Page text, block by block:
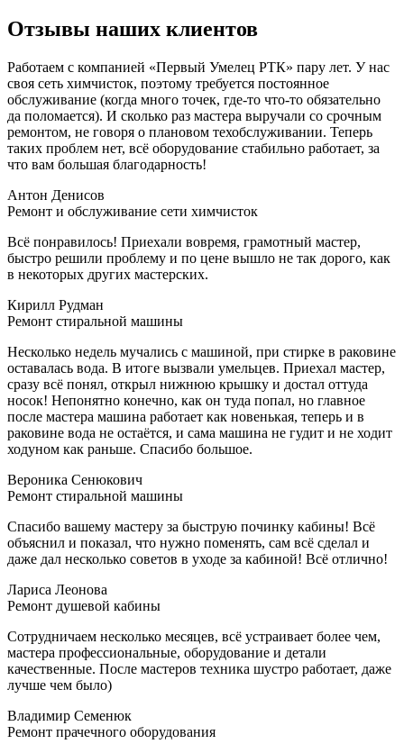
Отзывы наших клиентов
Работаем с компанией «Первый Умелец РТК» пару лет. У нас
своя сеть химчисток, поэтому требуется постоянное
обслуживание (когда много точек, где-то что-то обязательно
да поломается). И сколько раз мастера выручали со срочным
ремонтом, не говоря о плановом техобслуживании. Теперь
таких проблем нет, всё оборудование стабильно работает, за
что вам большая благодарность!
Антон Денисов
Ремонт и обслуживание сети химчисток
Всё понравилось! Приехали вовремя, грамотный мастер,
быстро решили проблему и по цене вышло не так дорого, как
в некоторых других мастерских.
Кирилл Рудман
Ремонт стиральной машины
Несколько недель мучались с машиной, при стирке в раковине
оставалась вода. В итоге вызвали умельцев. Приехал мастер,
сразу всё понял, открыл нижнюю крышку и достал оттуда
носок! Непонятно конечно, как он туда попал, но главное
после мастера машина работает как новенькая, теперь и в
раковине вода не остаётся, и сама машина не гудит и не ходит
ходуном как раньше. Спасибо большое.
Вероника Сенюкович
Ремонт стиральной машины
Спасибо вашему мастеру за быструю починку кабины! Всё
объяснил и показал, что нужно поменять, сам всё сделал и
даже дал несколько советов в уходе за кабиной! Всё отлично!
Лариса Леонова
Ремонт душевой кабины
Сотрудничаем несколько месяцев, всё устраивает более чем,
мастера профессиональные, оборудование и детали
качественные. После мастеров техника шустро работает, даже
лучше чем было)
Владимир Семенюк
Ремонт прачечного оборудования